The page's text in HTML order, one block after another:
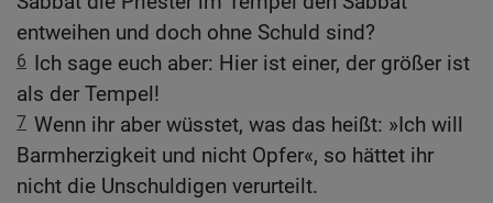
entweihen und doch ohne Schuld sind?
6 Ich sage euch aber: Hier ist einer, der größer ist
als der Tempel!
7 Wenn ihr aber wüsstet, was das heißt: »Ich will
Barmherzigkeit und nicht Opfer«, so hättet ihr
nicht die Unschuldigen verurteilt.